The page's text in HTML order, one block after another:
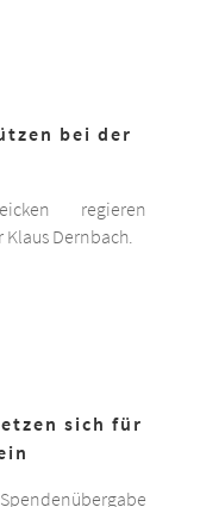
bei der
regieren
Dernbach.
sich für